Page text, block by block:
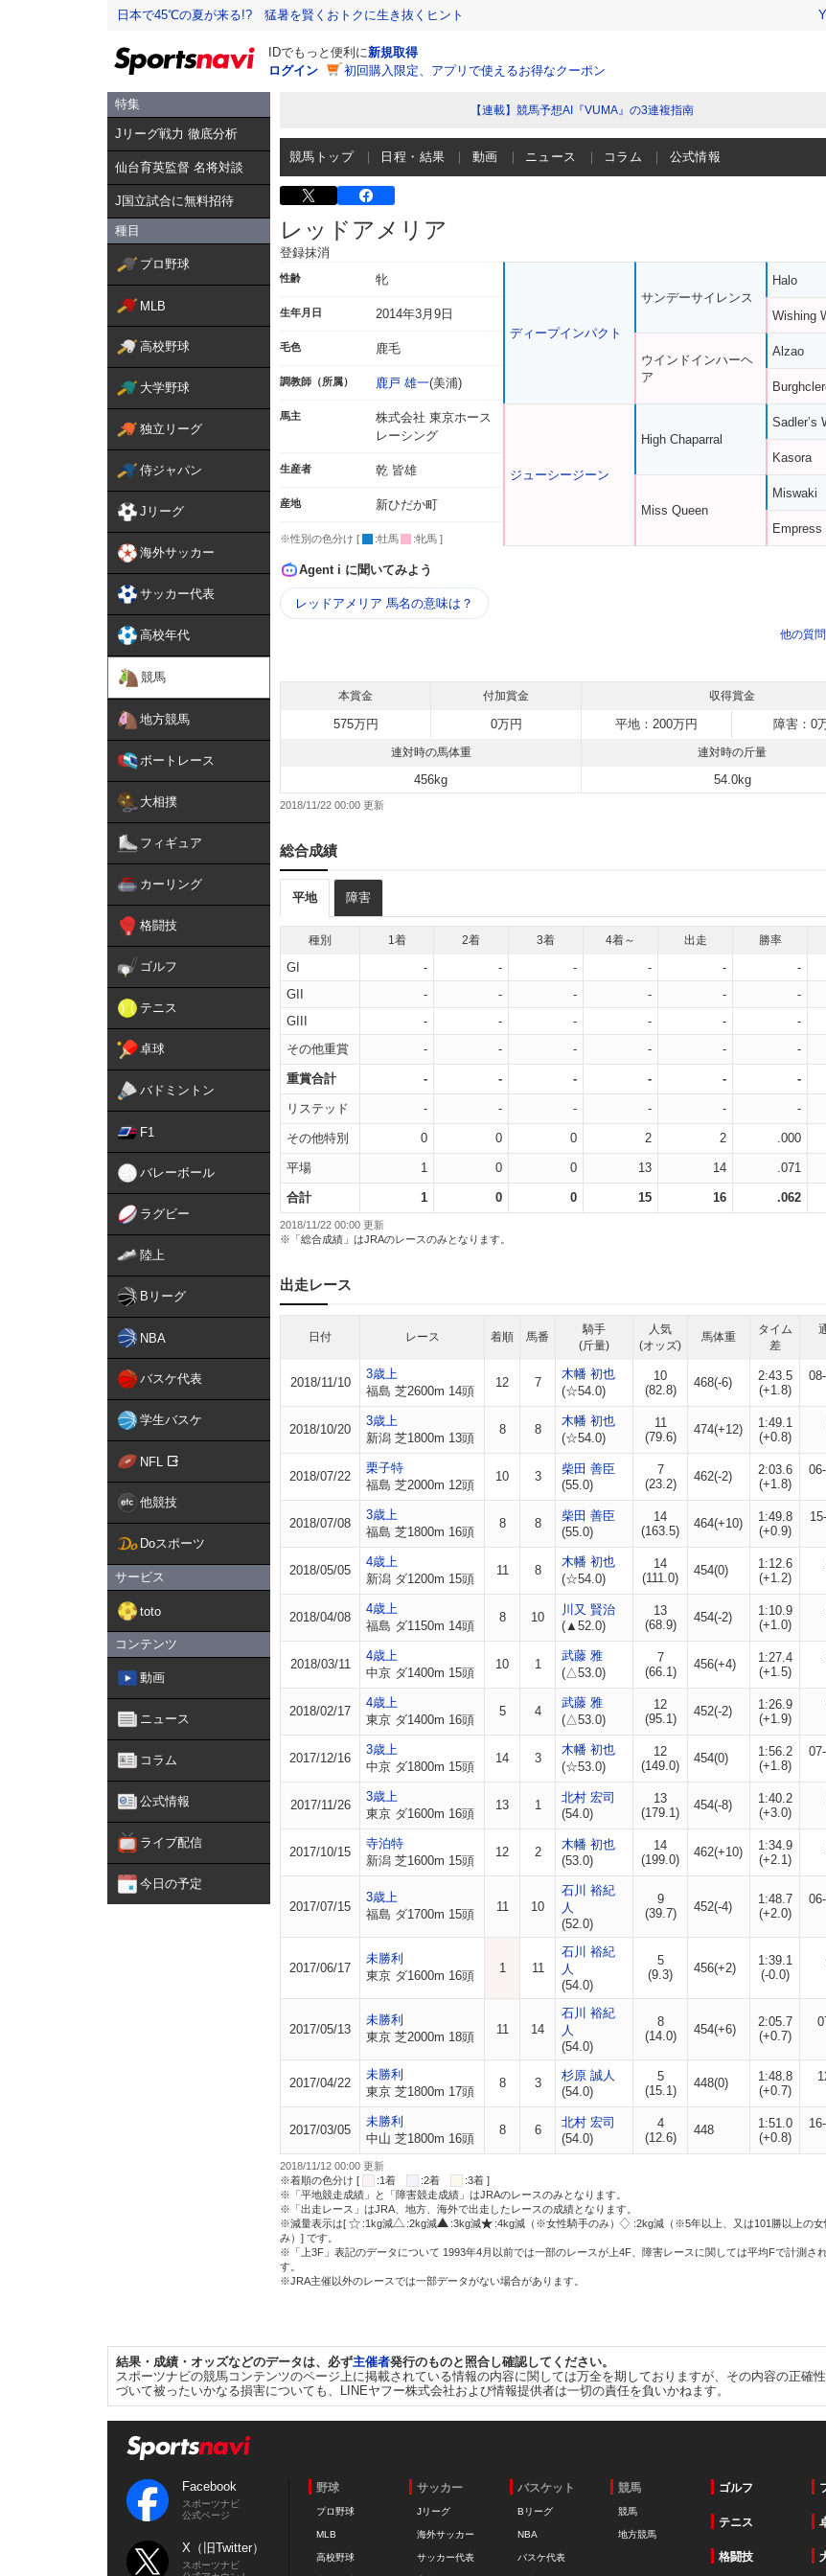
日本で45℃の夏が来る!? 猛暑を賢くおトクに生き抜くヒント
IDでもっと便利に新規取得
ログイン
初回購入限定、アプリで使えるお得なクーポン
特集
Jリーグ戦力 徹底分析
仙台育英監督 名将対談
J国立試合に無料招待
種目
プロ野球
MLB
高校野球
大学野球
独立リーグ
侍ジャパン
Jリーグ
海外サッカー
サッカー代表
高校年代
競馬
地方競馬
ボートレース
大相撲
フィギュア
カーリング
格闘技
ゴルフ
テニス
卓球
バドミントン
F1
バレーボール
ラグビー
陸上
Bリーグ
NBA
バスケ代表
学生バスケ
NFL
他競技
Doスポーツ
サービス
toto
コンテンツ
動画
ニュース
コラム
公式情報
ライブ配信
今日の予定
【連載】競馬予想AI『VUMA』の3連複指南
競馬トップ 日程・結果 動画 ニュース コラム 公式情報
レッドアメリア
登録抹消
性齢 牝
生年月日 2014年3月9日
毛色 鹿毛
調教師（所属） 鹿戸 雄一(美浦)
馬主
株式会社 東京ホース
レーシング
生産者 乾 皆雄
産地 新ひだか町
※性別の色分け [ :牡馬 :牝馬 ]
ディープインパクト
ジューシージーン
サンデーサイレンス
ウインドインハーヘ
ア
High Chaparral
Miss Queen
Halo
Wishing
Alzao
Sadler’s
Kasora
Miswaki
Agent i に聞いてみよう
レッドアメリア 馬名の意味は？
他の質
本賞金 付加賞金 収得賞金
575万円 0万円 平地：200万円 障害：0
連対時の馬体重 連対時の斤量
456kg 54.0kg
2018/11/22 00:00
総合成績
平地 障害
種別 1着 2着 3着 4着～ 出走 勝率
GI - - - - - -
GII
- - - - - -
GIII
- - - - - -
その他重賞
- - - - - -
重賞合計 - - - - - -
リステッド - - - - - -
その他特別 0 0 0 2 2 .000
平場 1 0 0 13 14 .071
合計 1 0 0 15 16 .062
2018/11/22 00:00 更新
※「総合成績」はJRAのレースのみとなります。
出走レース
日付 レース 着順 馬番
騎手
(斤量)
人気
(オッズ)
馬体重
タイム
差
2018/11/10
3歳上
福島 芝2600m 14頭
12 7
木幡 初也
(☆54.0)
10
(82.8)
468(-6)
2:43.5
(+1.8)
2018/10/20
3歳上
新潟 芝1800m 13頭
8 8
木幡 初也
(☆54.0)
11
(79.6)
474(+12)
1:49.1
(+0.8)
2018/07/22
栗子特
福島 芝2000m 12頭
10 3
柴田 善臣
(55.0)
7
(23.2)
462(-2)
2:03.6
(+1.8)
2018/07/08
3歳上
福島 芝1800m 16頭
8 8
柴田 善臣
(55.0)
14
(163.5)
464(+10)
1:49.8
(+0.9)
2018/05/05
4歳上
新潟 ダ1200m 15頭
11 8
木幡 初也
(☆54.0)
14
(111.0)
454(0)
1:12.6
(+1.2)
2018/04/08
4歳上
福島 ダ1150m 14頭
8 10
川又 賢治
(▲52.0)
13
(68.9)
454(-2)
1:10.9
(+1.0)
2018/03/11
4歳上
中京 ダ1400m 15頭
10 1
武藤 雅
(△53.0)
7
(66.1)
456(+4)
1:27.4
(+1.5)
2018/02/17
4歳上
東京 ダ1400m 16頭
5 4
武藤 雅
(△53.0)
12
(95.1)
452(-2)
1:26.9
(+1.9)
2017/12/16
3歳上
中京 ダ1800m 15頭
14 3
木幡 初也
(☆53.0)
12
(149.0)
454(0)
1:56.2
(+1.8)
2017/11/26
3歳上
東京 ダ1600m 16頭
13 1
北村 宏司
(54.0)
13
(179.1)
454(-8)
1:40.2
(+3.0)
2017/10/15
寺泊特
新潟 芝1600m 15頭
12 2
木幡 初也
(53.0)
14
(199.0)
462(+10)
1:34.9
(+2.1)
2017/07/15
3歳上
福島 ダ1700m 15頭
11 10
石川 裕紀
人
(52.0)
9
(39.7)
452(-4)
1:48.7
(+2.0)
2017/06/17
未勝利
東京 ダ1600m 16頭
1 11
石川 裕紀
人
(54.0)
5
(9.3)
456(+2)
1:39.1
(-0.0)
2017/05/13
未勝利
東京 芝2000m 18頭
11 14
石川 裕紀
人
(54.0)
8
(14.0)
454(+6)
2:05.7
(+0.7)
2017/04/22
未勝利
東京 芝1800m 17頭
8 3
杉原 誠人
(54.0)
5
(15.1)
448(0)
1:48.8
(+0.7)
2017/03/05
未勝利
中山 芝1800m 16頭
8 6
北村 宏司
(54.0)
4
(12.6)
448
1:51.0
(+0.8)
2018/11/12 00:00 更新
※着順の色分け [
:1着 :2着
:3着 ]
※「平地競走成績」と「障害競走成績」はJRAのレースのみとなります。
※「出走レース」はJRA、地方、海外で出走したレースの成績となります。
※減量表示は[
:1kg減 :2kg減 :3kg減 :4kg減（※女性騎手のみ）
:2kg減（※5年以上、又は101勝以上の女
み）] です。
※「上3F」表記のデータについて 1993年4月以前では一部のレースが上4F、障害レースに関しては平均Fで計測さ
す。
※JRA主催以外のレースでは一部データがない場合があります。
結果・成績・オッズなどのデータは、必ず主催者発行のものと照合し確認してください。
スポーツナビの競馬コンテンツのページ上に掲載されている情報の内容に関しては万全を期しておりますが、その内容の正確
づいて被ったいかなる損害についても、LINEヤフー株式会社および情報提供者は一切の責任を負いかねます。
Facebook
スポーツナビ
公式ページ
X（旧Twitter）
スポーツナビ
野球
プロ野球
MLB
高校野球
サッカー
Jリーグ
海外サッカー
サッカー代表
バスケット
Bリーグ
NBA
バスケ代表
競馬
競馬
地方競馬
ゴルフ
テニス
格闘技